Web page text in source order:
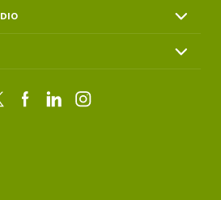
FacebookLinkedInInstagram